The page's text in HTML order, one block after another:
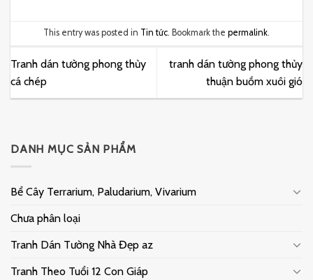
This entry was posted in Tin tức. Bookmark the permalink.
Tranh dán tường phong thủy
cá chép
tranh dán tường phong thủy
thuận buồm xuôi gió
DANH MỤC SẢN PHẨM
Bể Cây Terrarium, Paludarium, Vivarium
Chưa phân loại
Tranh Dán Tường Nhà Đẹp az
Tranh Theo Tuổi 12 Con Giáp